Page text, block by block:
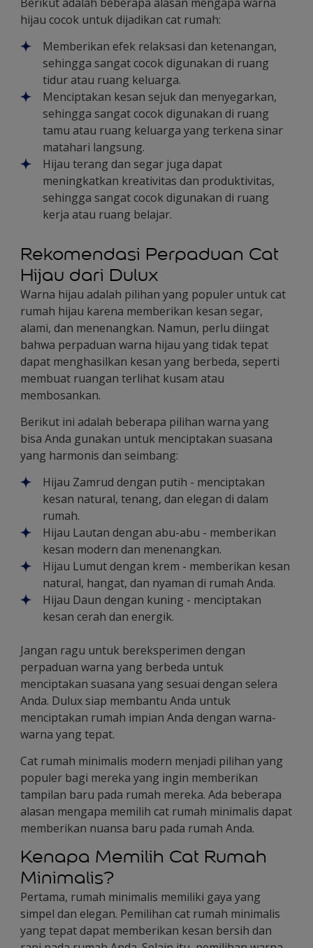
hijau cocok untuk dijadikan cat rumah:
Memberikan efek relaksasi dan ketenangan,
sehingga sangat cocok digunakan di ruang
tidur atau ruang keluarga.
Menciptakan kesan sejuk dan menyegarkan,
sehingga sangat cocok digunakan di ruang
tamu atau ruang keluarga yang terkena sinar
matahari langsung.
Hijau terang dan segar juga dapat
meningkatkan kreativitas dan produktivitas,
sehingga sangat cocok digunakan di ruang
kerja atau ruang belajar.
Rekomendasi Perpaduan Cat
Hijau dari Dulux
Warna hijau adalah pilihan yang populer untuk cat
rumah hijau karena memberikan kesan segar,
alami, dan menenangkan. Namun, perlu diingat
bahwa perpaduan warna hijau yang tidak tepat
dapat menghasilkan kesan yang berbeda, seperti
membuat ruangan terlihat kusam atau
membosankan.
Berikut ini adalah beberapa pilihan warna yang
bisa Anda gunakan untuk menciptakan suasana
yang harmonis dan seimbang:
Hijau Zamrud dengan putih - menciptakan
kesan natural, tenang, dan elegan di dalam
rumah.
Hijau Lautan dengan abu-abu - memberikan
kesan modern dan menenangkan.
Hijau Lumut dengan krem - memberikan kesan
natural, hangat, dan nyaman di rumah Anda.
Hijau Daun dengan kuning - menciptakan
kesan cerah dan energik.
Jangan ragu untuk bereksperimen dengan
perpaduan warna yang berbeda untuk
menciptakan suasana yang sesuai dengan selera
Anda. Dulux siap membantu Anda untuk
menciptakan rumah impian Anda dengan warna-
warna yang tepat.
Cat rumah minimalis modern menjadi pilihan yang
populer bagi mereka yang ingin memberikan
tampilan baru pada rumah mereka. Ada beberapa
alasan mengapa memilih cat rumah minimalis dapat
memberikan nuansa baru pada rumah Anda.
Kenapa Memilih Cat Rumah
Minimalis?
Pertama, rumah minimalis memiliki gaya yang
simpel dan elegan. Pemilihan cat rumah minimalis
yang tepat dapat memberikan kesan bersih dan